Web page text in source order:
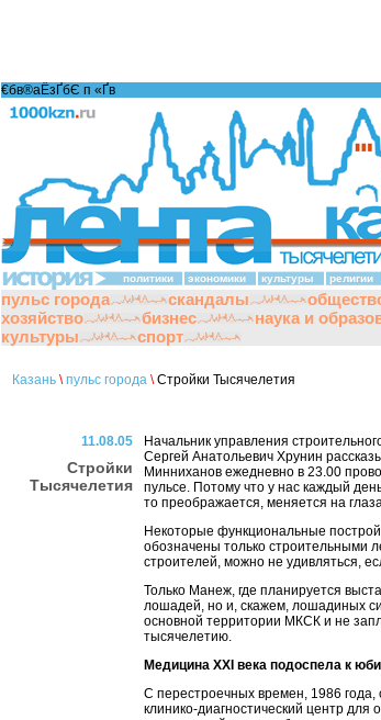
€бв®аЁзҐбЄ п «Ґ­в
политики экономики культуры религии
пульс города скандалы
хозяйство
бизнес наука и
культуры
спорт
Казань \ пульс города \Стройки Тысячелетия
11.08.05
Стройки
Тысячелетия
Начальник управления
Сергей Анатольевич Хрунин
Минниханов ежедневно в 23.00
пульсе. Потому что у нас каждый
то преображается, меняется на
Некоторые функциональные
обозначены только строительными
строителей, можно не удивляться,
Только Манеж, где планируется
лошадей, но и, скажем, лошадиных
основной территории МКСК и не
тысячелетию.
Медицина XXI века подоспела к
С перестроечных времен, 1986
клинико-диагностический центр для